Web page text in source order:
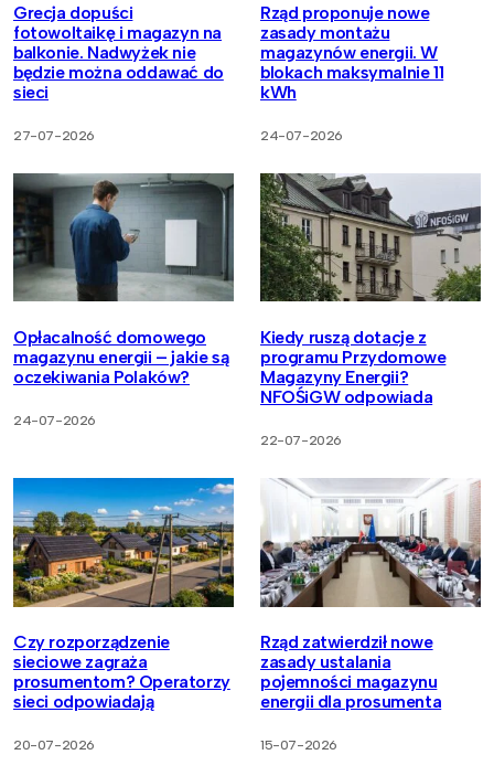
Grecja dopuści
fotowoltaikę i magazyn na
balkonie. Nadwyżek nie
będzie można oddawać do
sieci
27-07-2026
Rząd proponuje nowe
zasady montażu
magazynów energii. W
blokach maksymalnie 11
kWh
24-07-2026
Opłacalność domowego
magazynu energii – jakie są
oczekiwania Polaków?
24-07-2026
Kiedy ruszą dotacje z
programu Przydomowe
Magazyny Energii?
NFOŚiGW odpowiada
22-07-2026
Czy rozporządzenie
sieciowe zagraża
prosumentom? Operatorzy
sieci odpowiadają
20-07-2026
Rząd zatwierdził nowe
zasady ustalania
pojemności magazynu
energii dla prosumenta
15-07-2026